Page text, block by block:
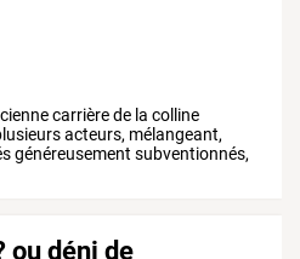
carrièrede la colline
acteurs, mélangeant,
généreusement subventionnés,
ou déni de